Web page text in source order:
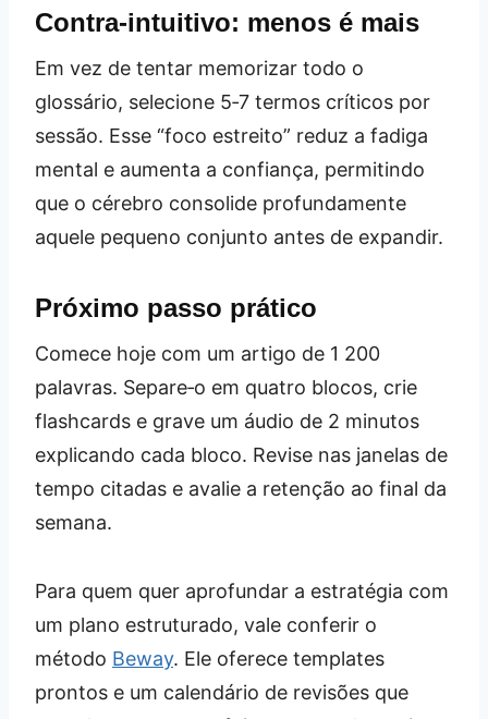
Contra‑intuitivo: menos é mais
Em vez de tentar memorizar todo o
glossário, selecione 5‑7 termos críticos por
sessão. Esse “foco estreito” reduz a fadiga
mental e aumenta a confiança, permitindo
que o cérebro consolide profundamente
aquele pequeno conjunto antes de expandir.
Próximo passo prático
Comece hoje com um artigo de 1 200
palavras. Separe‑o em quatro blocos, crie
flashcards e grave um áudio de 2 minutos
explicando cada bloco. Revise nas janelas de
tempo citadas e avalie a retenção ao final da
semana.
Para quem quer aprofundar a estratégia com
um plano estruturado, vale conferir o
método Beway. Ele oferece templates
prontos e um calendário de revisões que